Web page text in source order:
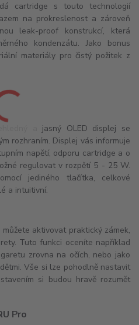
cartridge s touto technologií
na prokreslenost a zároveň
leak-proof konstrukcí, která
kondenzátu. Jako bonus
materiály pro čistý požitek z
a jasný OLED displej se
rozhraním. Displej vás informuje
napětí, odporu cartridge a o
regulovat v rozpětí 5 - 25 W.
jediného tlačítka, celkové
a intuitivní.
aktivovat praktický zámek,
Tuto funkci oceníte například
zrovna na očích, nebo jako
Vše si lze pohodlně nastavit
si budou hravě rozumět
Pro